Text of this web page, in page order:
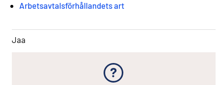
Arbetsavtalsförhållandets art
Jaa